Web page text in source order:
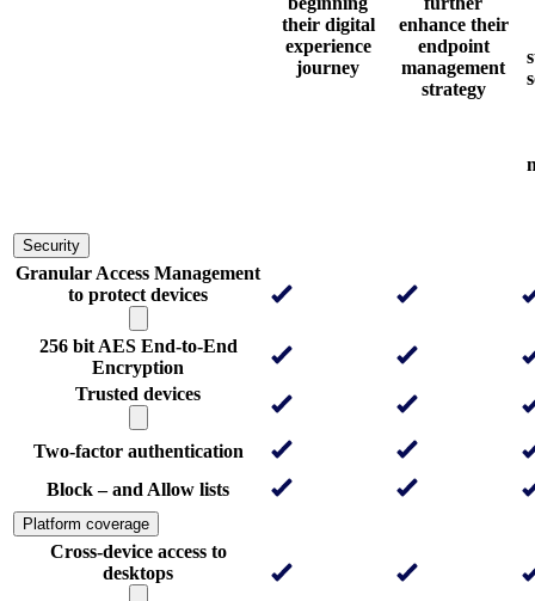
their digital
experience
journey
enhance their
endpoint
management
strategy
Security
Granular Access Management
to protect devices
256 bit AES End-to-End
Encryption
Trusted devices
Two-factor authentication
Block – and Allow lists
Platform coverage
Cross-device access to
desktops